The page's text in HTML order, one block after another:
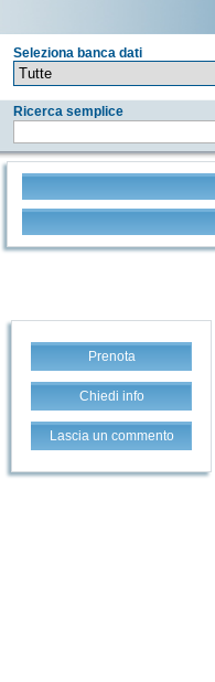
Seleziona banca dati
Ricerca semplice
Prenota
Chiedi info
Lascia un commento